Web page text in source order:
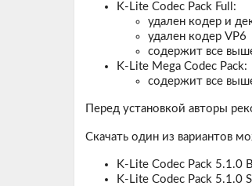
K-Lite Codec Pack Full:
удален кодер и
удален кодер VP6
содержит все
K-Lite Mega Codec Pack:
содержит все
Перед установкой авторы
Скачать один из вариантов
K-Lite Codec Pack
K-Lite Codec Pack 5.1.0